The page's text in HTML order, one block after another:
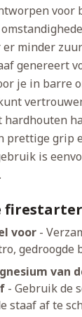
voor
minder
genereert
je in barre
hardhouten
prettige grip
is
firestarter
voor -
gedroogde
van
- Gebruik de
staaf af te